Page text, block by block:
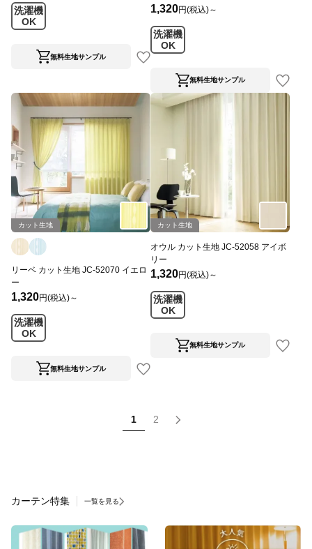
洗濯機
OK
無料生地サンプル
1,320円(税込)～
洗濯機
OK
無料生地サンプル
カット生地
リーベ カット生地 JC-52070 イエロ
ー
1,320円(税込)～
洗濯機
OK
無料生地サンプル
カット生地
オウル カット生地 JC-52058 アイボ
リー
1,320円(税込)～
洗濯機
OK
無料生地サンプル
1 2
カーテン特集 一覧を見る